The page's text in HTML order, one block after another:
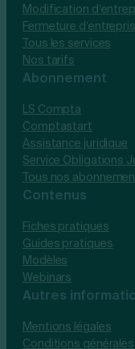
Modification
Fermeture
Tous les services
Nos tarifs
Abonnement
LS Compta
Comptastart
Assistance juridique
Service Obligations
Tous nos
Contenus
Fiches pratiques
Guides pratiques
Modèles
Webinars
Autres
Mentions légales
Conditions générales